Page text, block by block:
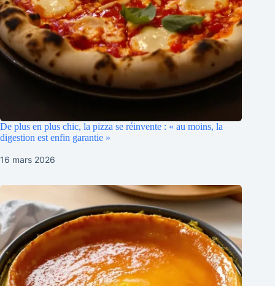
De plus en plus chic, la pizza se réinvente : « au moins, la
digestion est enfin garantie »
16 mars 2026